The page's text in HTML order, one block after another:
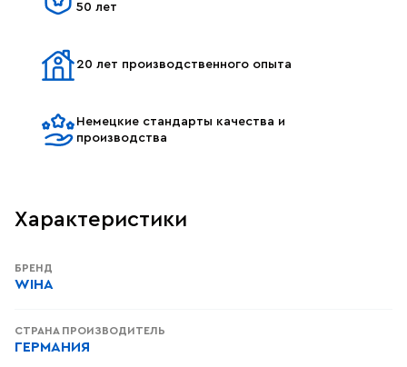
50 лет
20 лет производственного опыта
Немецкие стандарты качества и
производства
Характеристики
БРЕНД
WIHA
СТРАНА ПРОИЗВОДИТЕЛЬ
ГЕРМАНИЯ